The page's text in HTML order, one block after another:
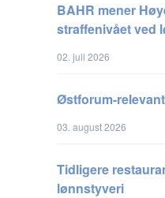
BAHR mener
straffenivået ved
02. juli 2026
Østforum-
03. august 2026
Tidligere
lønnstyveri